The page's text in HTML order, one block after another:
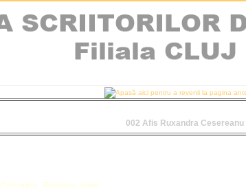
002 Afis Ruxandra Cesereanu